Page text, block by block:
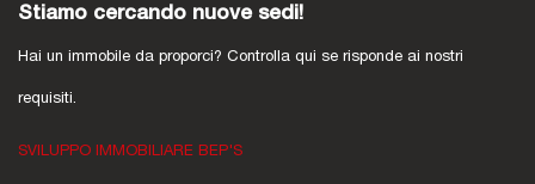
Stiamo cercando nuove sedi!
Hai un immobile da proporci? Controlla qui se risponde ai nostri
requisiti.
SVILUPPO IMMOBILIARE BEP'S